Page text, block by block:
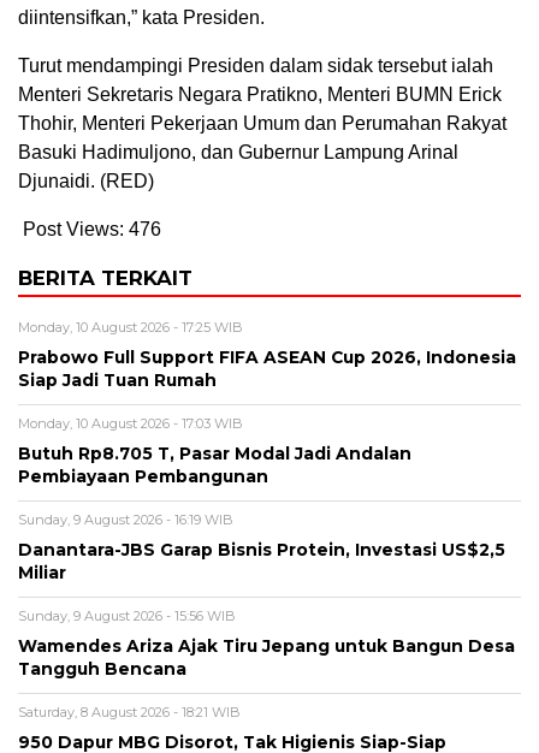
diintensifkan,” kata Presiden.
Turut mendampingi Presiden dalam sidak tersebut ialah
Menteri Sekretaris Negara Pratikno, Menteri BUMN Erick
Thohir, Menteri Pekerjaan Umum dan Perumahan Rakyat
Basuki Hadimuljono, dan Gubernur Lampung Arinal
Djunaidi. (RED)
Post Views: 476
BERITA TERKAIT
Monday, 10 August 2026 - 17:25 WIB
Prabowo Full Support FIFA ASEAN Cup 2026, Indonesia
Siap Jadi Tuan Rumah
Monday, 10 August 2026 - 17:03 WIB
Butuh Rp8.705 T, Pasar Modal Jadi Andalan
Pembiayaan Pembangunan
Sunday, 9 August 2026 - 16:19 WIB
Danantara-JBS Garap Bisnis Protein, Investasi US$2,5
Miliar
Sunday, 9 August 2026 - 15:56 WIB
Wamendes Ariza Ajak Tiru Jepang untuk Bangun Desa
Tangguh Bencana
Saturday, 8 August 2026 - 18:21 WIB
950 Dapur MBG Disorot, Tak Higienis Siap-Siap